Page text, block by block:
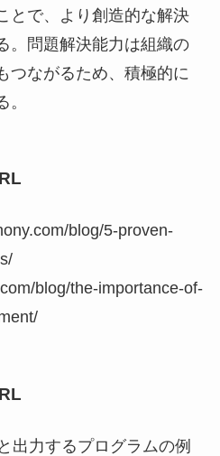
とで、より創造的な解決
。問題解決能力は組織の
つながるため、積極的に
blog/5-proven-
blog/the-importance-of-
出力するプログラムの例